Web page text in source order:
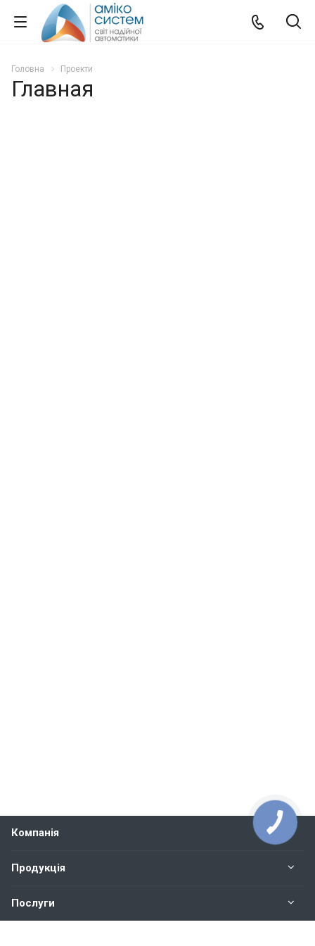
Головна Проекти
Главная
Компанія
Продукція
Послуги